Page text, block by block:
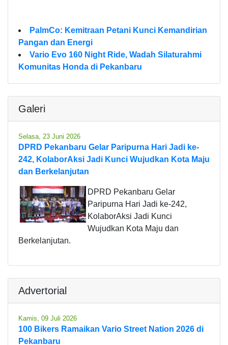
PalmCo: Kemitraan Petani Kunci Kemandirian
Pangan dan Energi
Vario Evo 160 Night Ride, Wadah Silaturahmi
Komunitas Honda di Pekanbaru
Galeri
Selasa, 23 Juni 2026
DPRD Pekanbaru Gelar Paripurna Hari Jadi ke-
242, KolaborAksi Jadi Kunci Wujudkan Kota Maju
dan Berkelanjutan
DPRD Pekanbaru Gelar
Paripurna Hari Jadi ke-242,
KolaborAksi Jadi Kunci
Wujudkan Kota Maju dan
Berkelanjutan.
Advertorial
Kamis, 09 Juli 2026
100 Bikers Ramaikan Vario Street Nation 2026 di
Pekanbaru